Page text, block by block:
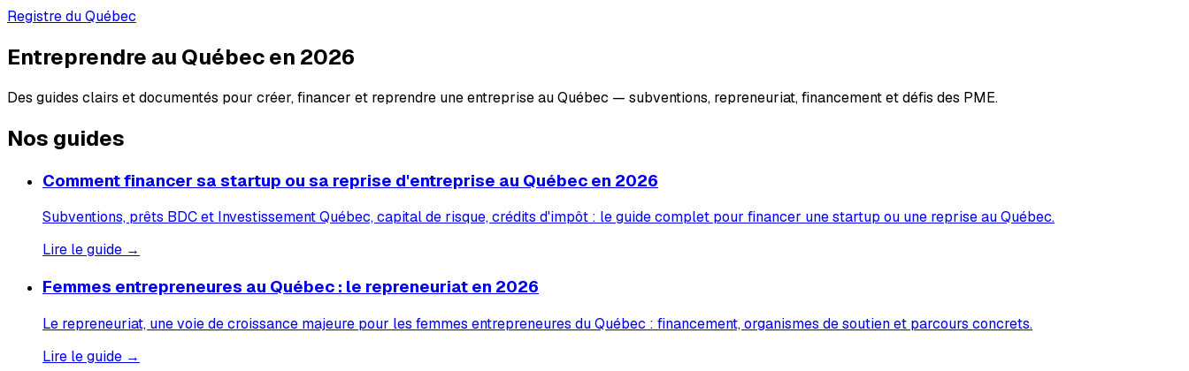
Registre du Québec
Entreprendre au Québec en 2026
Des guides clairs et documentés pour créer, financer et reprendre une entreprise au Québec — subventions, repreneuriat, financement et défis des PME.
Nos guides
Comment financer sa startup ou sa reprise d'entreprise au Québec en 2026
Subventions, prêts BDC et Investissement Québec, capital de risque, crédits d'impôt : le guide complet pour financer une startup ou une reprise au Québec.
Lire le guide →
Femmes entrepreneures au Québec : le repreneuriat en 2026
Le repreneuriat, une voie de croissance majeure pour les femmes entrepreneures du Québec : financement, organismes de soutien et parcours concrets.
Lire le guide →